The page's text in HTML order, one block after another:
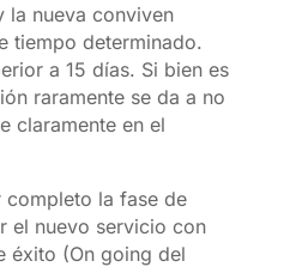
la nueva conviven
tiempo determinado.
a 15 días. Si bien es
raramente se da a no
claramente en el
la fase de
el nuevo servicio con
éxito (On going del